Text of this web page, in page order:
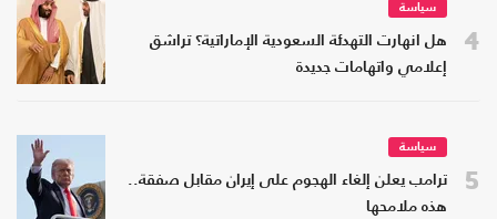
4
سياسة
هل انهارت التهدئة السعودية الإماراتية؟ تراشق
إعلامي واتهامات جديدة
5
سياسة
ترامب يعلن إلغاء الهجوم على إيران مقابل صفقة..
هذه ملامحها